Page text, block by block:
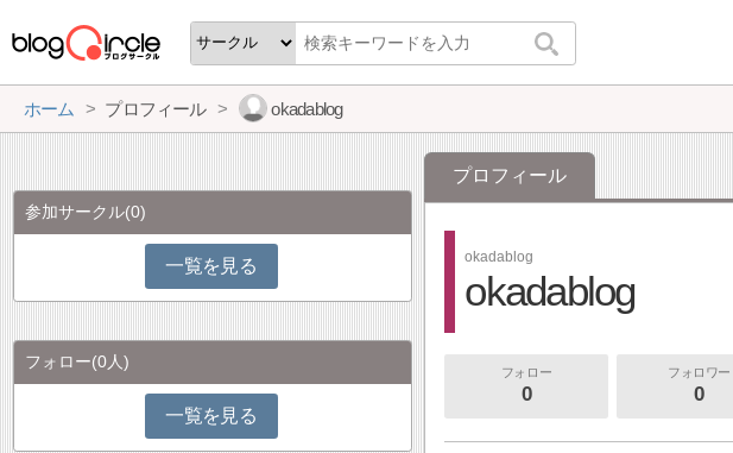
ホーム プロフィール okadablog
プロフィール
okadablog
okadablog
フォロー
0
フォロワー
0
参加サークル(0)
一覧を見る
フォロー(0人)
一覧を見る